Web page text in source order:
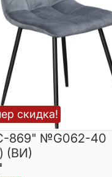
скидка!
869" №G062-40
(ВИ)